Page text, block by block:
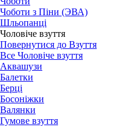
Чоботи з Піни (ЭВА)
Шльопанці
Чоловіче взуття
Повернутися до Взуття
Все Чоловіче взуття
Аквашузи
Балетки
Берці
Босоніжки
Валянки
Гумове взуття